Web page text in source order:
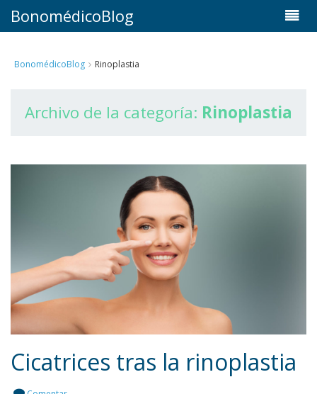
BonomédicoBlog
BonomédicoBlog Rinoplastia
Archivo de la categoría: Rinoplastia
Cicatrices tras la rinoplastia